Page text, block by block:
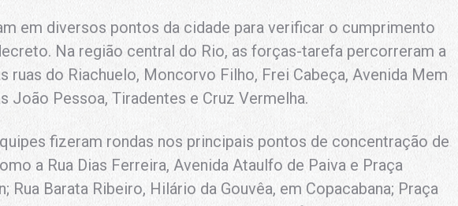
em diversos pontos da cidade para verificar o cumprimento
Na região central do Rio, as forças-tarefa percorreram a
ruas do Riachuelo, Moncorvo Filho, Frei Cabeça, Avenida Mem
João Pessoa, Tiradentes e Cruz Vermelha.
fizeram rondas nos principais pontos de concentração de
a Rua Dias Ferreira, Avenida Ataulfo de Paiva e Praça
Rua Barata Ribeiro, Hilário da Gouvêa, em Copacabana; Praça